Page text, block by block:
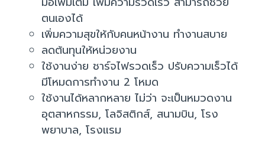
ตนเองได้
เพิ่มความสุขให้กับคนหน้างาน ทำงานสบาย
ลดต้นทุนให้หน่วยงาน
ใช้งานง่าย ชาร์จไฟรวดเร็ว ปรับความเร็วได้
มีโหมดการทำงาน 2 โหมด
ใช้งานได้หลากหลาย ไม่ว่า จะเป็นหมวดงาน
อุตสาหกรรม, โลจิสติกส์, สนามบิน, โรง
พยาบาล, โรงแรม